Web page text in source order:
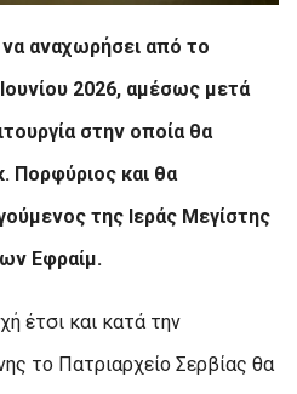
αναχωρήσει από το
2026, αμέσως μετά
στην οποία θα
Πορφύριος και θα
της Ιεράς Μεγίστης
Εφραίμ.
έτσι και κατά την
το Πατριαρχείο Σερβίας θα